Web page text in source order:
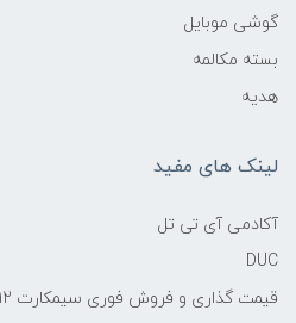
گوشی موبایل
بسته مکالمه
هدیه
لینک های مفید
آکادمی آی تی تل
DUC
قیمت گذاری و فروش فوری سیمکارت 0912